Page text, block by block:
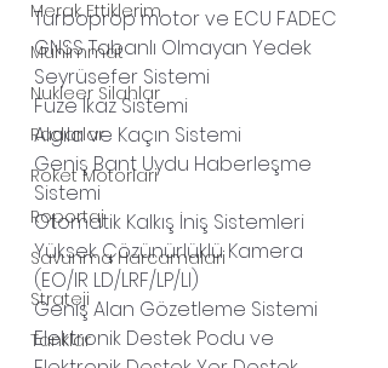
Merak Ettiklerim
Muhimmat
Nukleer Silahlar
Radarlar
Roket Motorlari
Roportaj
Savunma Harcamalari
Strateji
Tanklar
Turboprop motor ve ECU FADEC
GNSS Tabanlı Olmayan Yedek
Seyrüsefer Sistemi
Füze İkaz Sistemi
Algıla ve Kaçın Sistemi
Geniş Bant Uydu Haberleşme
Sistemi
Otomatik Kalkış İniş Sistemleri
Yüksek Çözünürlüklü Kamera
(EO/IR LD/LRF/LP/LI)
Geniş Alan Gözetleme Sistemi
Elektronik Destek Podu ve